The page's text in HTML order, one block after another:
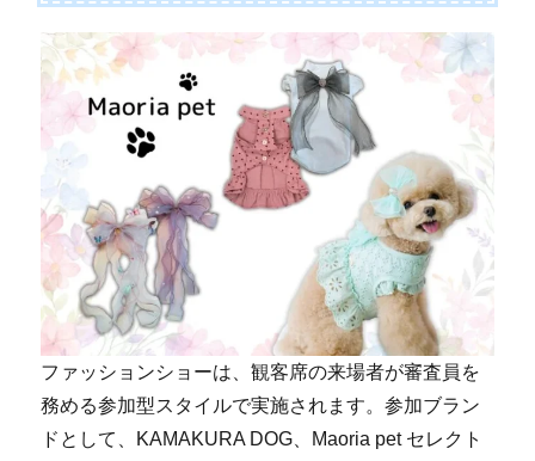
ファッションショーは、観客席の来場者が審査員を
務める参加型スタイルで実施されます。参加ブラン
ドとして、KAMAKURA DOG、Maoria pet セレクト